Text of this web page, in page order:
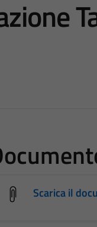
Scarica il